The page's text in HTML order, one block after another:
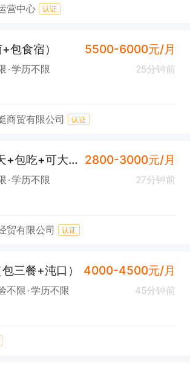
营中心 认证
包食宿） 5500-6000元/月
学历不限 25分钟前
商贸有限公司 认证
拆纸箱工(半天+包吃+可大龄+汉南) 2800-3000元/月
学历不限 27分钟前
贸有限公司 认证
三餐+沌口） 4000-4500元/月
不限 学历不限 45分钟前